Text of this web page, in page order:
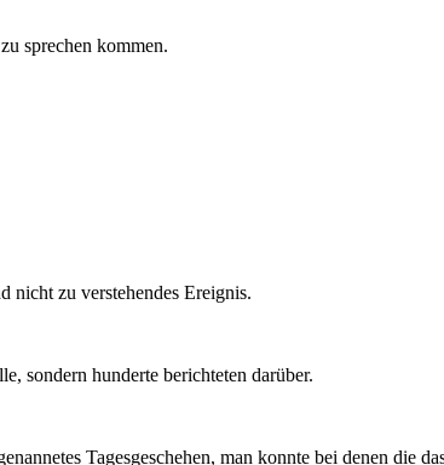
sprechen kommen.
nicht zu verstehendes Ereignis.
sondern hunderte berichteten darüber.
Tagesgeschehen, man konnte bei denen die